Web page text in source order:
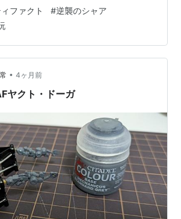
😃#ガンダムアーティファクト #逆襲の
XesaFPju0J — Lidths Jay
4月13日 リガズィ進捗ひとまずファレ
しました後はウォッシングしてドライ
っとデカー…
ファクト #逆襲のシャア
• 4ヶ月前
ヤクト・ドーガ